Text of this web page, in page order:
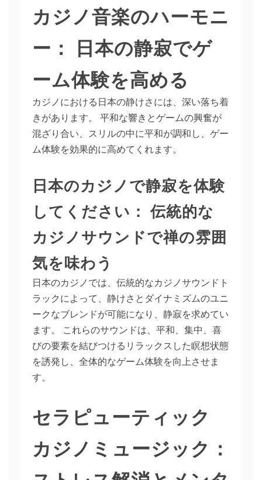
カジノ音楽のハーモニ
ー： 日本の静寂でゲ
ーム体験を高める
カジノにおける日本の静けさには、深い落ち着
きがあります。 平和な響きとゲームの興奮が
混ざり合い、スリルの中に平和が調和し、ゲー
ム体験を効果的に高めてくれます。
日本のカジノで静寂を体験
してください： 伝統的な
カジノサウンドで禅の雰囲
気を味わう
日本のカジノでは、伝統的なカジノサウンドト
ラックによって、静けさとダイナミズムのユニ
ークなブレンドが可能になり、静寂を求めてい
ます。 これらのサウンドは、平和、集中、喜
びの要素を結びつけるリラックスした瞑想状態
を誘発し、全体的なゲーム体験を向上させま
す。
セラピューティック
カジノミュージック：